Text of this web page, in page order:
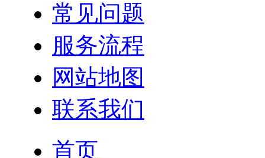
常见问题
服务流程
网站地图
联系我们
首页